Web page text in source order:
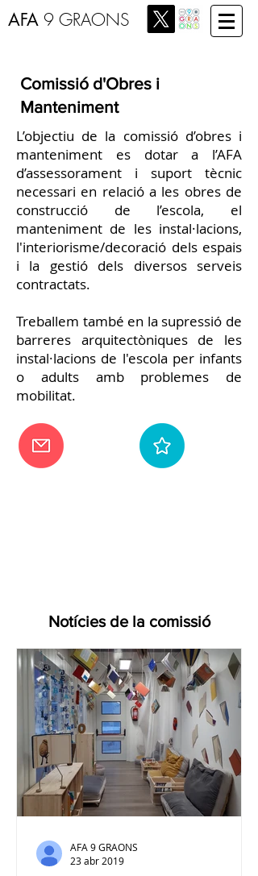
AFA 9 GRAONS
Comissió d'Obres i
Manteniment
L’objectiu de la comissió d’obres i
manteniment es dotar a l’AFA
d’assessorament i suport tècnic
necessari en relació a les obres de
construcció de l’escola, el
manteniment de les instal·lacions,
l'interiorisme/decoració dels espais
i la gestió dels diversos serveis
contractats.
Treballem també en la supressió de
barreres arquitectòniques de les
instal·lacions de l'escola per infants
o adults amb problemes de
mobilitat.
Notícies de la comissió
AFA 9 GRAONS
23 abr 2019